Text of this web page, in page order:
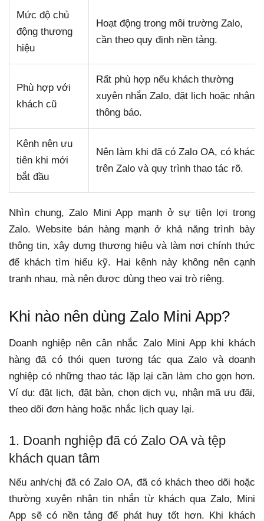
Mức độ chủ
động thương
hiệu
Hoạt động trong môi trường Zalo,
cần theo quy định nền tảng.
Phù hợp với
khách cũ
Rất phù hợp nếu khách thường
xuyên nhắn Zalo, đặt lịch hoặc nhận
thông báo.
Kênh nên ưu
tiên khi mới
bắt đầu
Nên làm khi đã có Zalo OA, có khách
trên Zalo và quy trình thao tác rõ.
Nhìn chung, Zalo Mini App mạnh ở sự tiện lợi trong
Zalo. Website bán hàng mạnh ở khả năng trình bày
thông tin, xây dựng thương hiệu và làm nơi chính thức
để khách tìm hiểu kỹ. Hai kênh này không nên cạnh
tranh nhau, mà nên được dùng theo vai trò riêng.
Khi nào nên dùng Zalo Mini App?
Doanh nghiệp nên cân nhắc Zalo Mini App khi khách
hàng đã có thói quen tương tác qua Zalo và doanh
nghiệp có những thao tác lặp lại cần làm cho gọn hơn.
Ví dụ: đặt lịch, đặt bàn, chọn dịch vụ, nhận mã ưu đãi,
theo dõi đơn hàng hoặc nhắc lịch quay lại.
1. Doanh nghiệp đã có Zalo OA và tệp
khách quan tâm
Nếu anh/chị đã có Zalo OA, đã có khách theo dõi hoặc
thường xuyên nhận tin nhắn từ khách qua Zalo, Mini
App sẽ có nền tảng để phát huy tốt hơn. Khi khách